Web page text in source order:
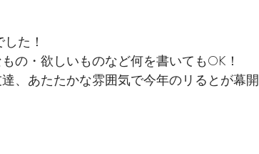
た！
の・欲しいものなど何を書いてもOK！
、あたたかな雰囲気で今年のリるとが幕開